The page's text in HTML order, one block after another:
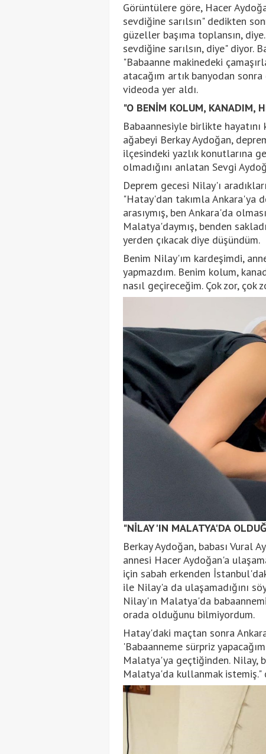
Görüntülere göre, Hacer
sevdiğine sarılsın" dedikten
güzeller başıma toplansın,
sevdiğine sarılsın, diye" diyor.
"Babaanne makinedeki
atacağım artık banyodan
videoda yer aldı.
"O BENİM KOLUM, KANADIM,
Babaannesiyle birlikte hayatını
ağabeyi Berkay Aydoğan,
ilçesindeki yazlık konutlarına
olmadığını anlatan Sevgi
Deprem gecesi Nilay'ı
"Hatay'dan takımla Ankara'ya
arasıymış, ben Ankara'da
Malatya'daymış, benden
yerden çıkacak diye düşündüm.
Benim Nilay'ım kardeşimdi,
yapmazdım. Benim kolum,
nasıl geçireceğim. Çok zor, çok
"NİLAY'IN MALATYA'DA
Berkay Aydoğan, babası Vural
annesi Hacer Aydoğan'a
için sabah erkenden
ile Nilay'a da ulaşamadığını
Nilay'ın Malatya'da
orada olduğunu bilmiyordum.
Hatay'daki maçtan sonra
'Babaanneme sürpriz
Malatya'ya geçtiğinden. Nilay,
Malatya'da kullanmak istemiş."